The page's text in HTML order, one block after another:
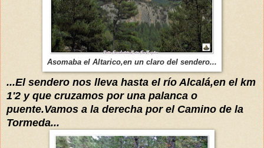
Asomaba el Altarico,en un claro del sendero...
...El sendero nos lleva hasta el río Alcalá,en el km
1'2 y que cruzamos por una palanca o
puente.Vamos a la derecha por el Camino de la
Tormeda...